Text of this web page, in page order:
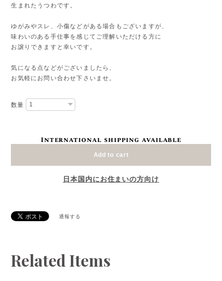
生まれたうつわです。
ゆがみやスレ、小傷などがある場合もございますが、
味わいのある手仕事を感じてご理解いただける方に
お譲りできますと幸いです。
気になる点などがございましたら、
お気軽にお問い合わせ下さいませ。
数量
International shipping available
Add to cart
日本国内にお住まいの方向け
通報する
Related Items